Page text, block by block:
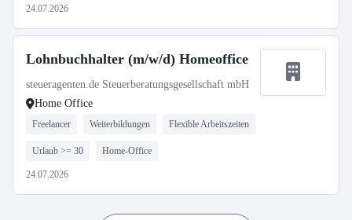
24.07.2026
Lohnbuchhalter (m/w/d) Homeoffice
steueragenten.de Steuerberatungsgesellschaft mbH
Home Office
Freelancer Weiterbildungen Flexible Arbeitszeiten
Urlaub >= 30 Home-Office
24.07.2026